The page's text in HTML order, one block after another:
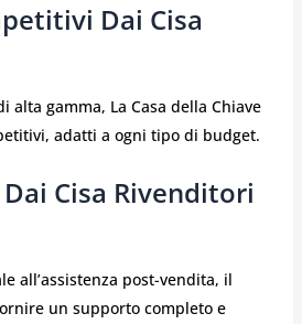
Dai Cisa
gamma, La Casa della Chiave
adatti a ogni tipo di budget.
Cisa Rivenditori
all’assistenza post-vendita, il
un supporto completo e